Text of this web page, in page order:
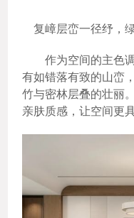
复嶂层峦一径纾，
作为空间的主色调
有如错落有致的山峦
竹与密林层叠的壮丽
亲肤质感，让空间更